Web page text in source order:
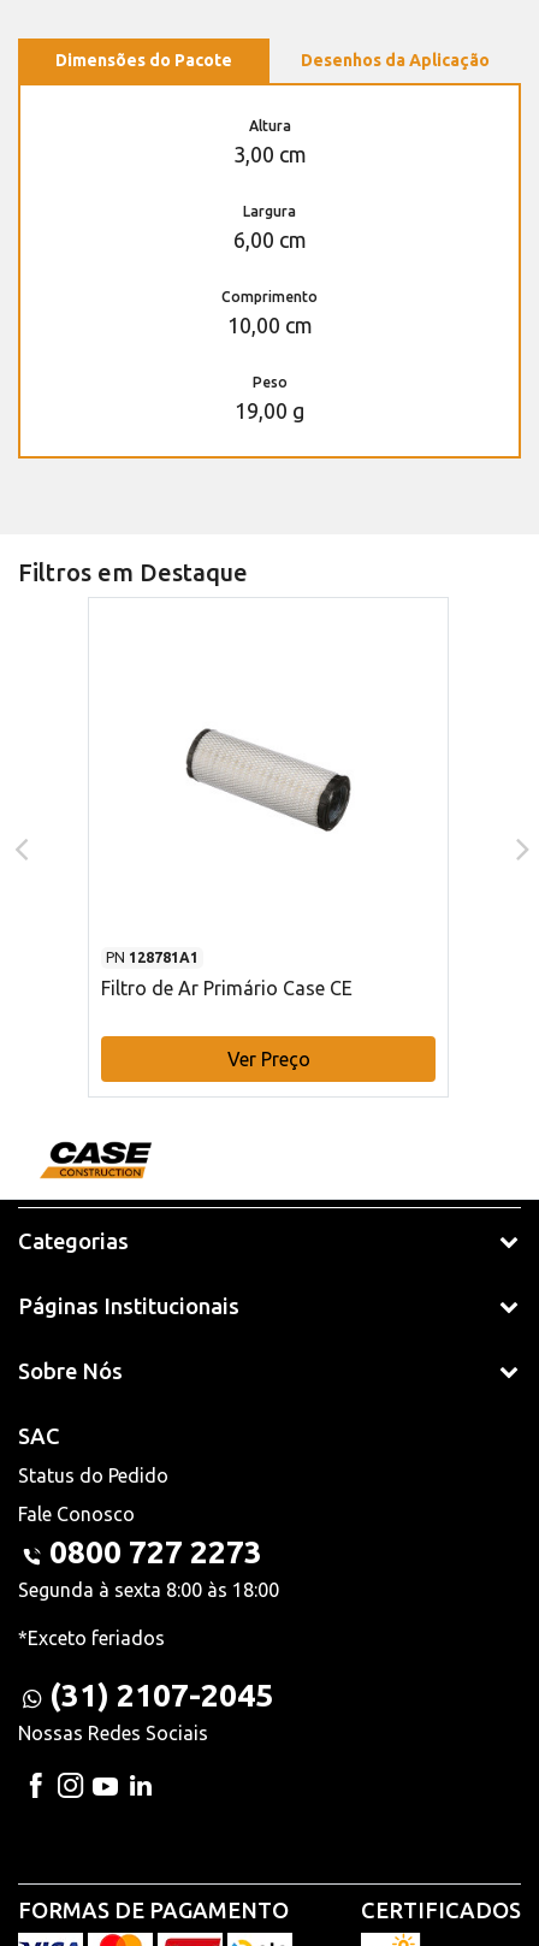
Dimensões do Pacote Desenhos da Aplicação
Altura
3,00 cm
Largura
6,00 cm
Comprimento
10,00 cm
Peso
19,00 g
Filtros em Destaque
PN 128781A1
Filtro de Ar Primário Case CE
Ver Preço
Categorias
Páginas Institucionais
Sobre Nós
SAC
Status do Pedido
Fale Conosco
0800 727 2273
Segunda à sexta 8:00 às 18:00
*Exceto feriados
(31) 2107-2045
Nossas Redes Sociais
FORMAS DE PAGAMENTO CERTIFICADOS